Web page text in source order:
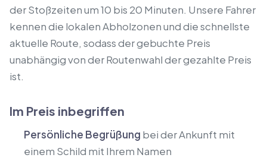
der Stoßzeiten um 10 bis 20 Minuten. Unsere Fahrer
kennen die lokalen Abholzonen und die schnellste
aktuelle Route, sodass der gebuchte Preis
unabhängig von der Routenwahl der gezahlte Preis
ist.
Im Preis inbegriffen
Persönliche Begrüßung bei der Ankunft mit
einem Schild mit Ihrem Namen